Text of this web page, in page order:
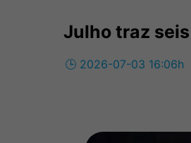
Julho traz
🕒 2026-07-03 16:06h